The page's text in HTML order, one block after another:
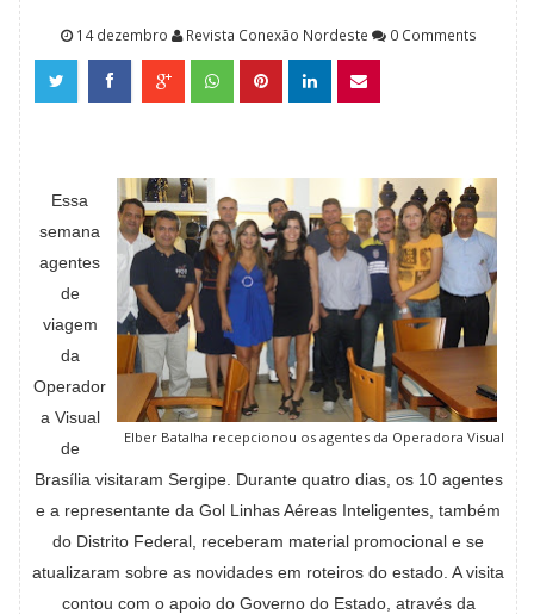
14 dezembro Revista Conexão Nordeste 0 Comments
Elber Batalha recepcionou os agentes da Operadora Visual
Essa
semana
agentes
de
viagem
da
Operador
a Visual
de
Brasília visitaram Sergipe. Durante quatro dias, os 10 agentes
e a representante da Gol Linhas Aéreas Inteligentes, também
do Distrito Federal, receberam material promocional e se
atualizaram sobre as novidades em roteiros do estado. A visita
contou com o apoio do Governo do Estado, através da